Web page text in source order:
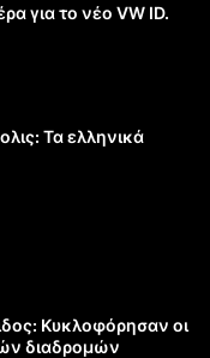
για το νέο VW ID.
Τα ελληνικά
Κυκλοφόρησαν οι
διαδρομών